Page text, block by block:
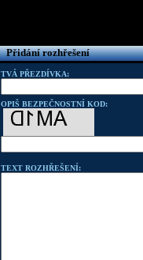
Přidání rozhřešení
TVÁ PŘEZDÍVKA:
OPIŠ BEZPEČNOSTNÍ KOD:
TEXT ROZHŘEŠENÍ: